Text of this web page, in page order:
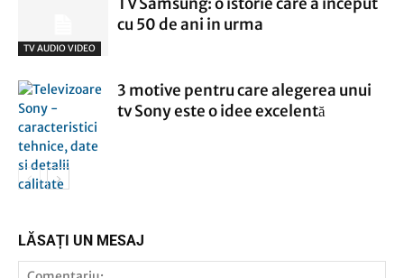
TV AUDIO VIDEO
cu 50 de ani in urma
3 motive pentru care alegerea unui
tv Sony este o idee excelentă
LĂSAȚI UN MESAJ